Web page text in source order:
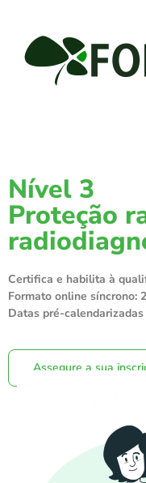
Nível 3
Proteção
Certifica e habilita à
Formato online síncrono:
Datas pré-calendarizadas
Assegure a sua